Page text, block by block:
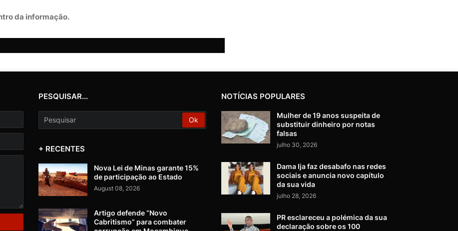
da informação.
PESQUISAR...
+ RECENTES
Nova Lei de Minas garante 15%
de participação ao Estado
August 08, 2026
Artigo defende “Novo
Cabritismo” para combater
NOTÍCIAS POPULARES
Mulher de 19 anos suspeita de
substituir dinheiro por notas
falsas
julho 30, 2026
Dama Ija faz desabafo nas redes
sociais e anuncia novo capítulo
da sua vida
julho 28, 2026
PR esclareceu a polémica da sua
declaração sobre os 100